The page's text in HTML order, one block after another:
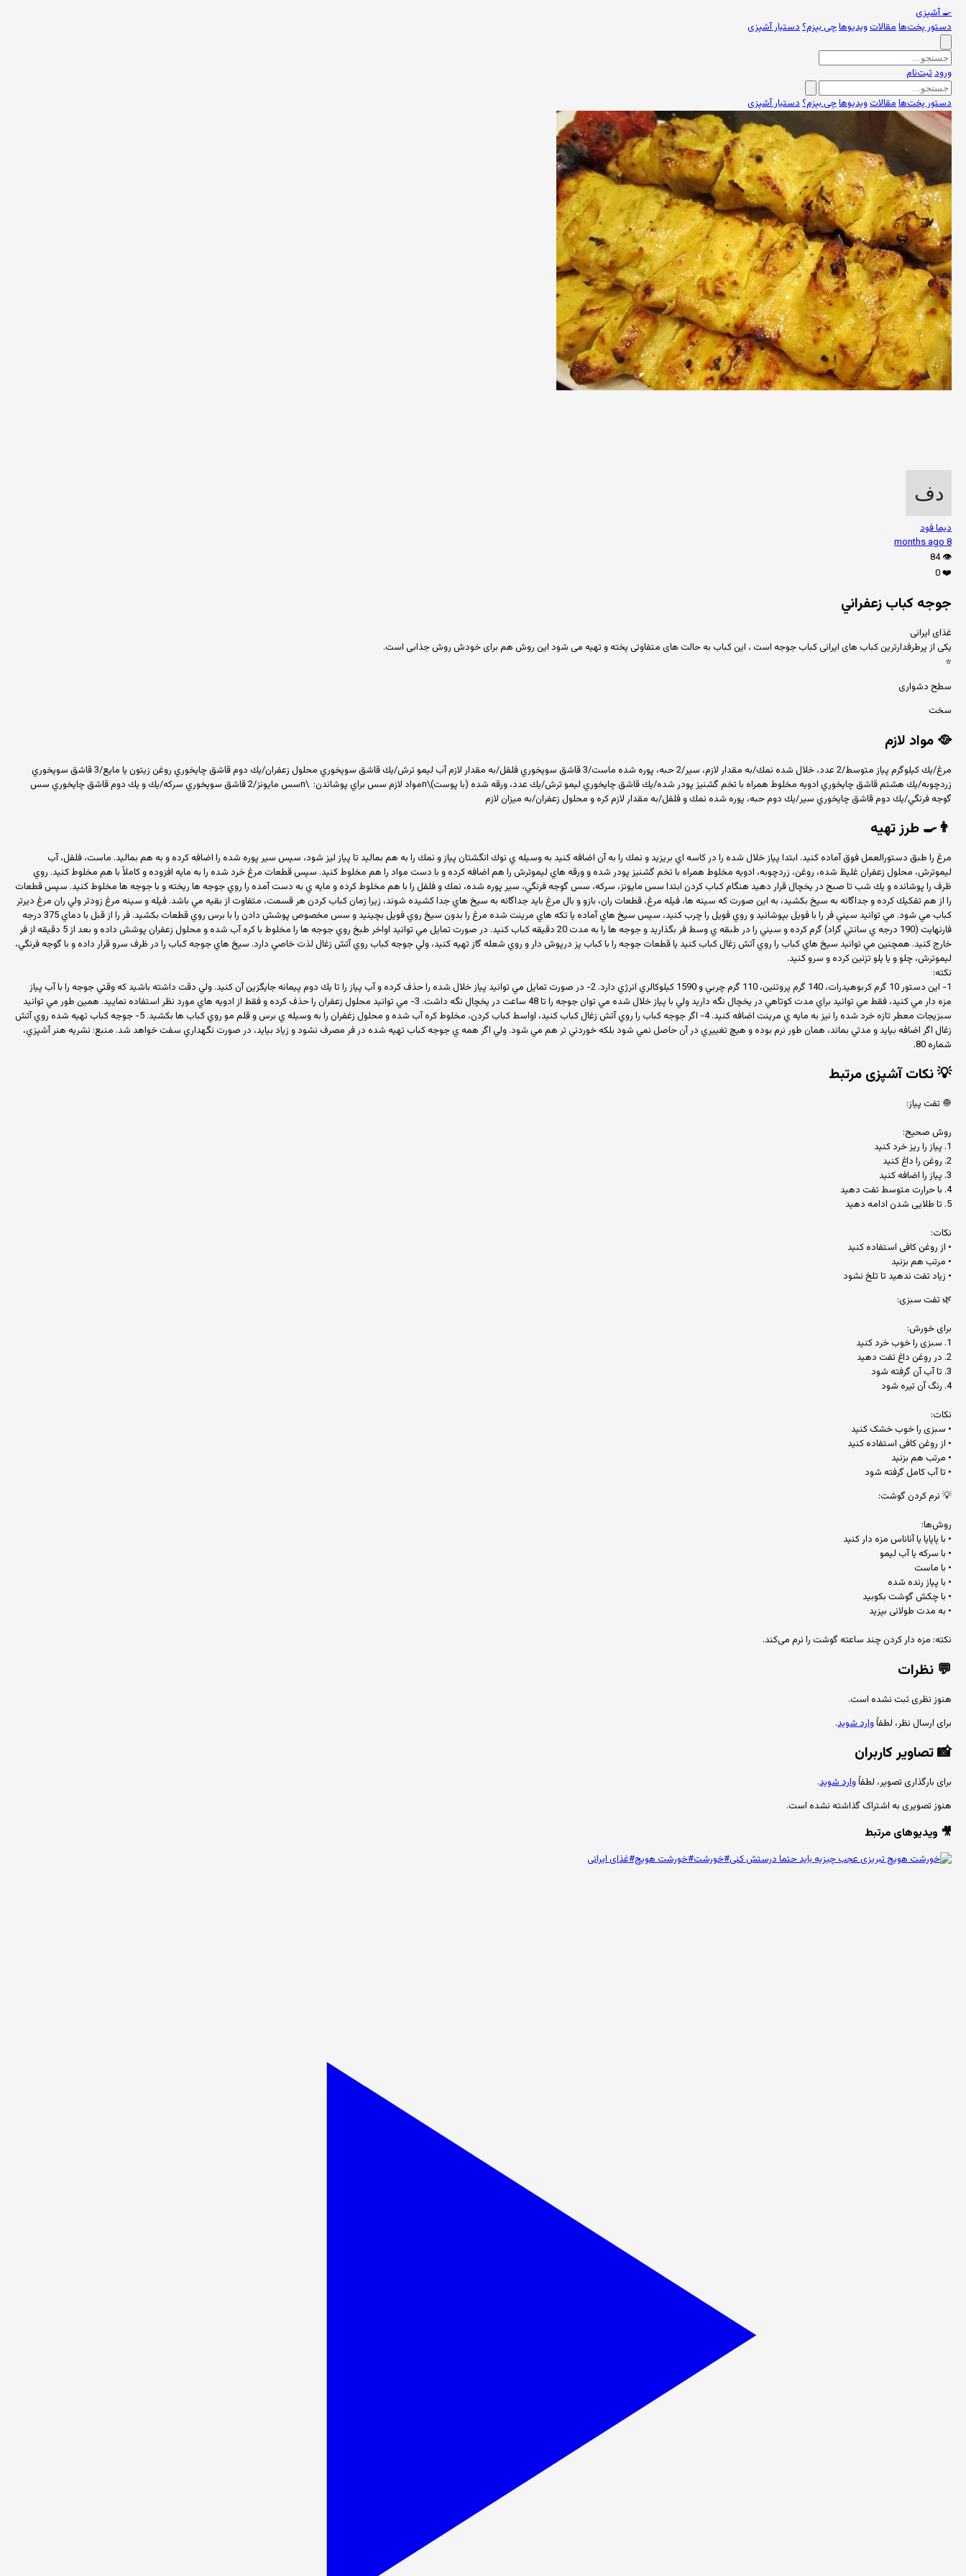
🍳آشپزی
دستور پخت‌هامقالاتویدیوهاچی بپزم؟دستیار آشپزی
ورودثبت‌نام
دستور پخت‌هامقالاتویدیوهاچی بپزم؟دستیار آشپزی
دیما فود
8 months ago
👁️
84
❤️
0
جوجه كباب زعفراني
غذای ایرانی
یکی از پرطرفدارترین کباب های ایرانی کباب جوجه است ، این کباب به حالت های متفاوتی پخته و تهیه می شود این روش هم برای خودش روش جذابی است.
⭐
سطح دشواری
سخت
🥘 مواد لازم
مرغ/يك كيلوگرم پياز متوسط/2 عدد، خلال شده نمك/به مقدار لازم، سير/2 حبه، پوره شده ماست/3 قاشق سوپخوري فلفل/به مقدار لازم آب ليمو ترش/يك قاشق سوپخوري محلول زعفران/يك دوم قاشق چايخوري روغن زيتون يا مايع/3 قاشق سوپخوري
زردچوبه/يك هشتم قاشق چايخوري ادويه مخلوط همراه با تخم گشنيز پودر شده/يك قاشق چايخوري ليمو ترش/يك عدد، ورقه شده (با پوست)\nمواد لازم سس براي پوشاندن: \nسس مايونز/2 قاشق سوپخوري سركه/يك و يك دوم قاشق چايخوري سس
گوجه فرنگي/يك دوم قاشق چايخوري سير/يك دوم حبه، پوره شده نمك و فلفل/به مقدار لازم كره و محلول زعفران/به ميزان لازم
👨‍🍳 طرز تهیه
مرغ را طبق دستورالعمل فوق آماده كنيد. ابتدا پياز خلال شده را در كاسه اي بريزيد و نمك را به آن اضافه كنيد به وسيله ي نوك انگشتان پياز و نمك را به هم بماليد تا پياز ليز شود، سپس سير پوره شده را اضافه كرده و به هم بماليد. ماست، فلفل، آب
ليموترش، محلول زعفران غليظ شده، روغن، زردچوبه، ادويه مخلوط همراه با تخم گشنيز پودر شده و ورقه هاي ليموترش را هم اضافه كرده و با دست مواد را هم مخلوط كنيد. سپس قطعات مرغ خرد شده را به مايه افزوده و كاملاً با هم مخلوط كنيد. روي
ظرف را پوشانده و يك شب تا صبح در يخچال قرار دهيد هنگام كباب كردن ابتدا سس مايونز، سركه، سس گوجه فرنگي، سير پوره شده، نمك و فلفل را با هم مخلوط كرده و مايه ي به دست آمده را روي جوجه ها ريخته و با جوجه ها مخلوط كنيد. سپس قطعات
را از هم تفكيك كرده و جداگانه به سيخ بكشيد، به اين صورت كه سينه ها، فيله مرغ، قطعات ران، بازو و بال مرغ بايد جداگانه به سيخ هاي جدا كشيده شوند، زيرا زمان كباب كردن هر قسمت، متفاوت از بقيه مي باشد. فيله و سينه مرغ زودتر ولي ران مرغ ديرتر
كباب مي شود. مي توانيد سيني فر را با فويل بپوشانيد و روي فويل را چرب كنيد، سپس سيخ هاي آماده يا تكه هاي مرينت شده مرغ را بدون سيخ روي فويل بچينيد و سس مخصوص پوشش دادن را با برس روي قطعات بكشيد. فر را از قبل با دماي 375 درجه
فارنهايت (190 درجه ي سانتي گراد) گرم كرده و سيني را در طبقه ي وسط فر بگذاريد و جوجه ها را به مدت 20 دقيقه كباب كنيد. در صورت تمايل مي توانيد اواخر طبخ روي جوجه ها را مخلوط با كره آب شده و محلول زعفران پوشش داده و بعد از 5 دقيقه از فر
خارج كنيد. همچنين مي توانيد سيخ هاي كباب را روي آتش زغال كباب كنيد يا قطعات جوجه را با كباب پز درپوش دار و روي شعله گاز تهيه كنيد، ولي جوجه كباب روي آتش زغال لذت خاصي دارد. سيخ هاي جوجه كباب را در ظرف سرو قرار داده و با گوجه فرنگي،
ليموترش، چلو و يا پلو تزئين كرده و سرو كنيد.
نكته:
1- اين دستور 10 گرم كربوهيدرات، 140 گرم پروتئين، 110 گرم چربي و 1590 كيلوكالري انرژي دارد. 2- در صورت تمايل مي توانيد پياز خلال شده را حذف كرده و آب پياز را تا يك دوم پيمانه جايگزين آن كنيد. ولي دقت داشته باشيد كه وقتي جوجه را با آب پياز
مزه دار مي كنيد، فقط مي توانيد براي مدت كوتاهي در يخچال نگه داريد ولي با پياز خلال شده مي توان جوجه را تا 48 ساعت در يخچال نگه داشت. 3- مي توانيد محلول زعفران را حذف كرده و فقط از ادويه هاي مورد نظر استفاده نماييد. همين طور مي توانيد
سبزيجات معطر تازه خرد شده را نيز به مايه ي مرينت اضافه كنيد. 4- اگر جوجه كباب را روي آتش زغال كباب كنيد، اواسط كباب كردن، مخلوط كره آب شده و محلول زغفران را به وسيله ي برس و قلم مو روي كباب ها بكشيد. 5- جوجه كباب تهيه شده روي آتش
زغال اگر اضافه بيايد و مدتي بماند، همان طور نرم بوده و هيچ تغييري در آن حاصل نمي شود بلكه خوردني تر هم مي شود. ولي اگر همه ي جوجه كباب تهيه شده در فر مصرف نشود و زياد بيايد، در صورت نگهداري سفت خواهد شد. منبع: نشريه هنر آشپزي،
شماره 80.
💡نکات آشپزی مرتبط
🧅 تفت پیاز:
روش صحیح:
1. پیاز را ریز خرد کنید
2. روغن را داغ کنید
3. پیاز را اضافه کنید
4. با حرارت متوسط تفت دهید
5. تا طلایی شدن ادامه دهید
نکات:
• از روغن کافی استفاده کنید
• مرتب هم بزنید
• زیاد تفت ندهید تا تلخ نشود
🌿 تفت سبزی:
برای خورش:
1. سبزی را خوب خرد کنید
2. در روغن داغ تفت دهید
3. تا آب آن گرفته شود
4. رنگ آن تیره شود
نکات:
• سبزی را خوب خشک کنید
• از روغن کافی استفاده کنید
• مرتب هم بزنید
• تا آب کامل گرفته شود
💡 نرم کردن گوشت:
روش‌ها:
• با پاپایا یا آناناس مزه دار کنید
• با سرکه یا آب لیمو
• با ماست
• با پیاز رنده شده
• با چکش گوشت بکوبید
• به مدت طولانی بپزید
نکته: مزه دار کردن چند ساعته گوشت را نرم می‌کند.
💬 نظرات
هنوز نظری ثبت نشده است.
برای ارسال نظر، لطفاًوارد شوید.
📸تصاویر کاربران
برای بارگذاری تصویر، لطفاًوارد شوید.
هنوز تصویری به اشتراک گذاشته نشده است.
🎥 ویدیوهای مرتبط